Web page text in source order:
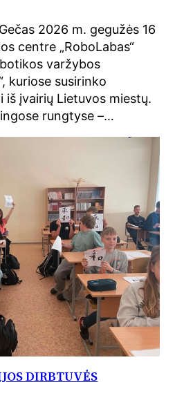
2026 m. gegužės 16
centre „RoboLabas“
varžybos
kuriose susirinko
įvairių Lietuvos miestų.
rungtyse –…
DIRBTUVĖS